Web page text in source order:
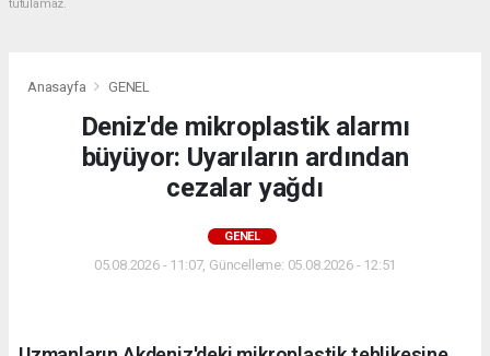
tutulamaz.
Anasayfa GENEL
Deniz'de mikroplastik alarmı
büyüyor: Uyarıların ardından
cezalar yağdı
GENEL
05.08.2026 - 11:07, Güncelleme: 05.08.2026 - 12:51